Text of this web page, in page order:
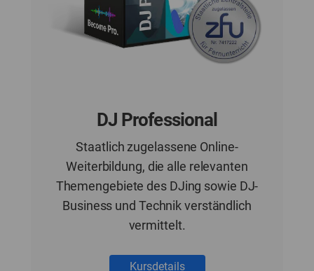
DJ Professional
Staatlich zugelassene Online-
Weiterbildung, die alle relevanten
Themengebiete des DJing sowie DJ-
Business und Technik verständlich
vermittelt.
Kursdetails